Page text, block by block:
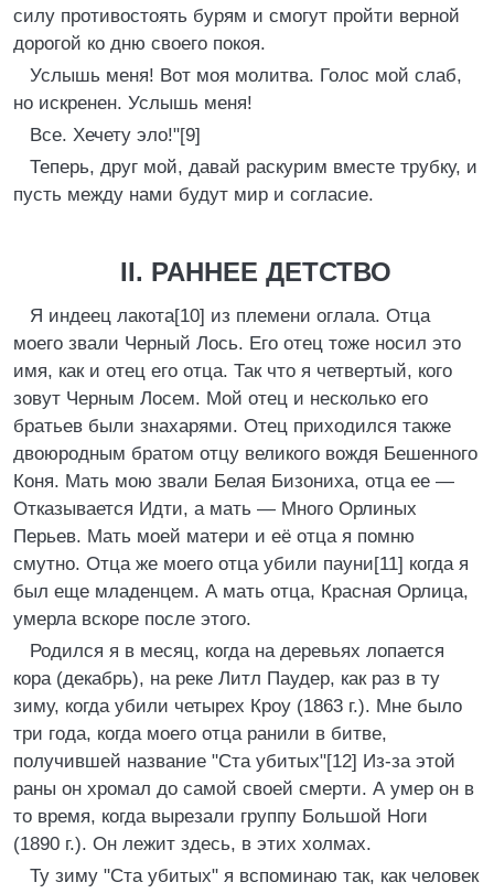
силу противостоять бурям и смогут пройти верной
дорогой ко дню своего покоя.
Услышь меня! Вот моя молитва. Голос мой слаб,
но искренен. Услышь меня!
Все. Хечету эло!"[9]
Теперь, друг мой, давай раскурим вместе трубку, и
пусть между нами будут мир и согласие.
II. РАННЕЕ ДЕТСТВО
Я индеец лакота[10] из племени оглала. Отца
моего звали Черный Лось. Его отец тоже носил это
имя, как и отец его отца. Так что я четвертый, кого
зовут Черным Лосем. Мой отец и несколько его
братьев были знахарями. Отец приходился также
двоюродным братом отцу великого вождя Бешенного
Коня. Мать мою звали Белая Бизониха, отца ее —
Отказывается Идти, а мать — Много Орлиных
Перьев. Мать моей матери и её отца я помню
смутно. Отца же моего отца убили пауни[11] когда я
был еще младенцем. А мать отца, Красная Орлица,
умерла вскоре после этого.
Родился я в месяц, когда на деревьях лопается
кора (декабрь), на реке Литл Паудер, как раз в ту
зиму, когда убили четырех Кроу (1863 г.). Мне было
три года, когда моего отца ранили в битве,
получившей название "Ста убитых"[12] Из-за этой
раны он хромал до самой своей смерти. А умер он в
то время, когда вырезали группу Большой Ноги
(1890 г.). Он лежит здесь, в этих холмах.
Ту зиму "Ста убитых" я вспоминаю так, как человек